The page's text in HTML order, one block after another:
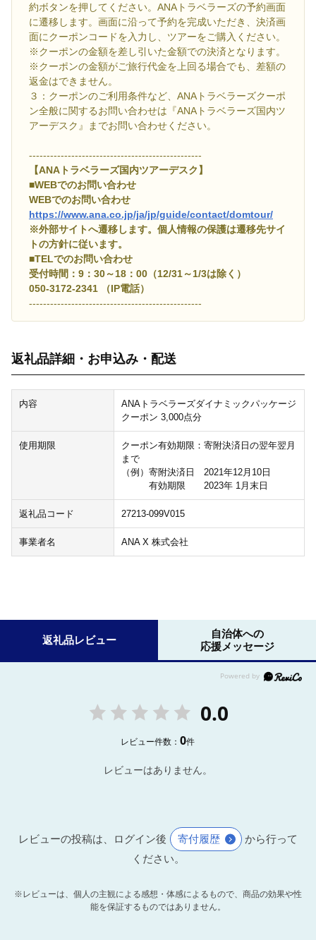
約ボタンを押してください。ANAトラベラーズの予約画面
に遷移します。画面に沿って予約を完成いただき、決済画
面にクーポンコードを入力し、ツアーをご購入ください。
※クーポンの金額を差し引いた金額での決済となります。
※クーポンの金額がご旅行代金を上回る場合でも、差額の
返金はできません。
３：クーポンのご利用条件など、ANAトラベラーズクーポ
ン全般に関するお問い合わせは『ANAトラベラーズ国内ツ
アーデスク』までお問い合わせください。
-------------------------------------------------
【ANAトラベラーズ国内ツアーデスク】
■WEBでのお問い合わせ
WEBでのお問い合わせ
https://www.ana.co.jp/ja/jp/guide/contact/domtour/
※外部サイトへ遷移します。個人情報の保護は遷移先サイ
トの方針に従います。
■TELでのお問い合わせ
受付時間：9：30～18：00（12/31～1/3は除く）
050-3172-2341 （IP電話）
-------------------------------------------------
返礼品詳細・お申込み・配送
内容
ANAトラベラーズダイナミックパッケージ
クーポン 3,000点分
使用期限
クーポン有効期限：寄附決済日の翌年翌月
まで
（例）寄附決済日 2021年12月10日
有効期限 2023年 1月末日
返礼品コード 27213-099V015
事業者名 ANA X 株式会社
返礼品レビュー
自治体への
応援メッセージ
0.0
レビュー件数：0件
レビューはありません。
レビューの投稿は、ログイン後 寄付履歴
から行って
ください。
※レビューは、個人の主観による感想・体感によるもので、商品の効果や性
能を保証するものではありません。